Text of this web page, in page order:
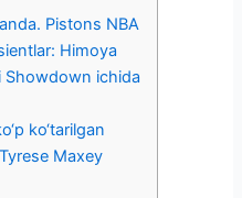
Pistons NBA
Himoya
Showdown ichida
ko‘tarilgan
Maxey